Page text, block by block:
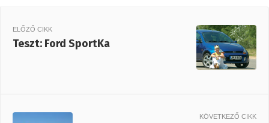
ELŐZŐ CIKK
Teszt: Ford SportKa
KÖVETKEZŐ CIKK